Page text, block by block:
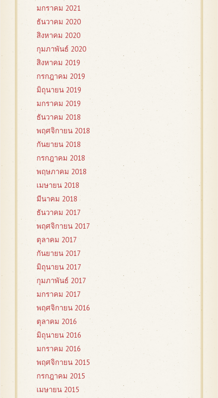
มกราคม 2021
ธันวาคม 2020
สิงหาคม 2020
กุมภาพันธ์ 2020
สิงหาคม 2019
กรกฎาคม 2019
มิถุนายน 2019
มกราคม 2019
ธันวาคม 2018
พฤศจิกายน 2018
กันยายน 2018
กรกฎาคม 2018
พฤษภาคม 2018
เมษายน 2018
มีนาคม 2018
ธันวาคม 2017
พฤศจิกายน 2017
ตุลาคม 2017
กันยายน 2017
มิถุนายน 2017
กุมภาพันธ์ 2017
มกราคม 2017
พฤศจิกายน 2016
ตุลาคม 2016
มิถุนายน 2016
มกราคม 2016
พฤศจิกายน 2015
กรกฎาคม 2015
เมษายน 2015